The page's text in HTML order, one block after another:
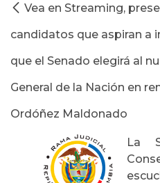
Vea en Streaming,
candidatos que aspiran a
que el Senado elegirá al
General de la Nación en
Ordóñez Maldonado
La